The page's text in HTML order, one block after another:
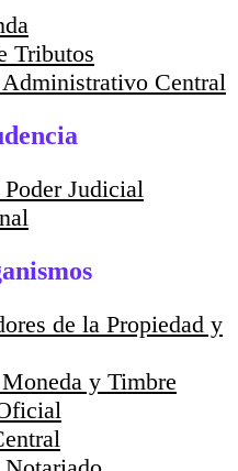
Tributos
Central
Judicial
de la Propiedad y
y Timbre